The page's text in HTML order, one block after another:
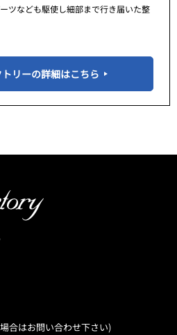
ツなども駆使し細部まで行き届いた整
リーの詳細はこちら
合はお問い合わせ下さい)